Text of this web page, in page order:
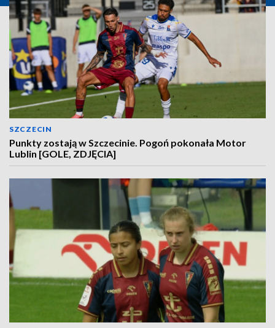
SZCZECIN
Punkty zostają w Szczecinie. Pogoń pokonała Motor
Lublin [GOLE, ZDJĘCIA]